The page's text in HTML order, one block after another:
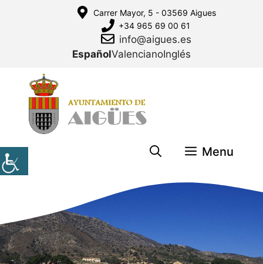
Carrer Mayor, 5 - 03569 Aigues
+34 965 69 00 61
info@aigues.es
EspañolValencianoInglés
Menu